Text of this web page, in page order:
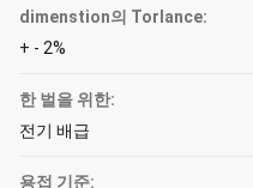
dimenstion의 Torlance:
+ - 2%
한 벌을 위한:
전기 배급
용접 기준: